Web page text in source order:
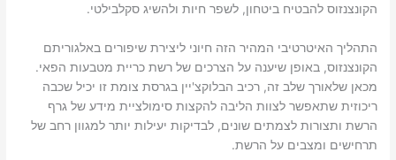
הקונצנזוס להבטיח ביטחון, לשפר חיות ולהשיג סקלבילטי.
התהליך האיטרטיבי המהיר הזה חיוני ליצירת שיפורים באלגוריתם
הקונצנזוס, באופן שיענה על הצרכים של רשת כריית מטבעות הפאי.
מכאן שלאורך שלב זה, רכיב הבלוקצ'יין בגרסת צומת זו יכיל שכבה
ריכוזית שתאפשר לצוות הליבה להקצות סימולציית מידע של גרף
הרשת ותצורות לצמתים שונים, לבדיקות יעילות יותר למגוון רחב של
תרחישים ומצבים על הרשת.